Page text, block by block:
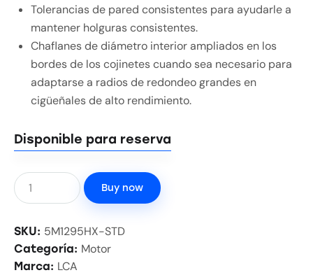
Tolerancias de pared consistentes para ayudarle a
mantener holguras consistentes.
Chaflanes de diámetro interior ampliados en los
bordes de los cojinetes cuando sea necesario para
adaptarse a radios de redondeo grandes en
cigüeñales de alto rendimiento.
Disponible para reserva
Buy now
SKU: 5M1295HX-STD
Categoría: Motor
Marca: LCA